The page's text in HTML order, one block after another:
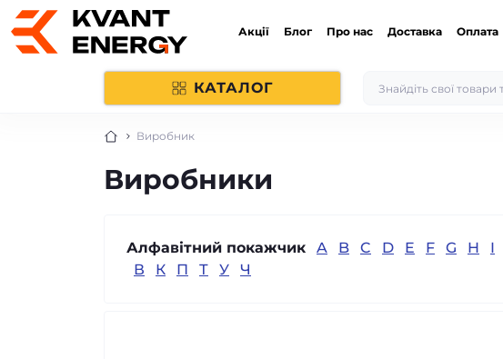
Акції Блог Про нас Доставка Оплата
КАТАЛОГ
Виробник
Виробники
Алфавітний покажчик A B C D E F G H I
В
К П Т У Ч